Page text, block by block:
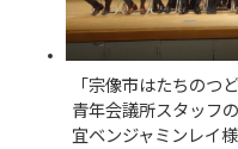
「宗像市はたちのつ
青年会議所スタッフ
宜ベンジャミンレイ